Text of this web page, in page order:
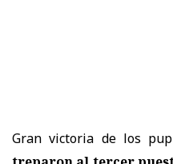
Gran victoria de los